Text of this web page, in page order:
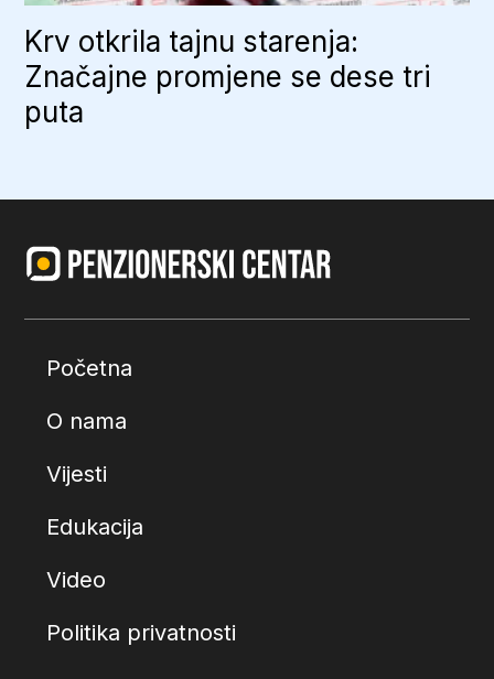
Krv otkrila tajnu starenja:
Značajne promjene se dese tri
puta
Početna
O nama
Vijesti
Edukacija
Video
Politika privatnosti